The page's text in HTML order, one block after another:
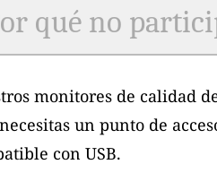
qué no
monitores de calidad
un punto de
con USB.